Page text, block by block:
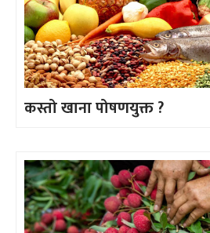
कस्तो खाना पोषणयुक्त ?